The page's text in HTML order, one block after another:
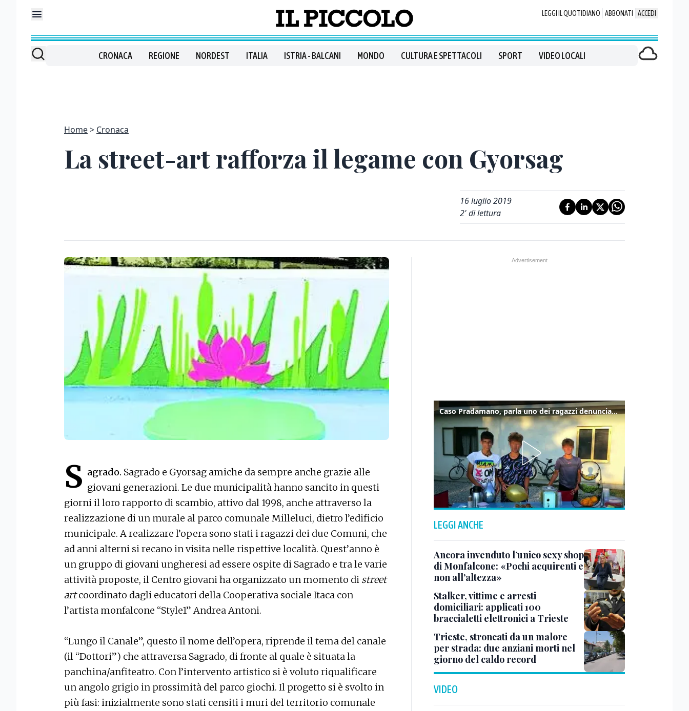
LEGGI IL QUOTIDIANO ABBONATI ACCEDI
CRONACA REGIONE NORDEST ITALIA ISTRIA - BALCANI MONDO CULTURA E SPETTACOLI SPORT VIDEO LOCALI
Home Cronaca
La street-art rafforza il legame con Gyorsag
16 luglio 2019
2' di lettura
S agrado. Sagrado e Gyorsag amiche da sempre anche grazie alle
giovani generazioni. Le due municipalità hanno sancito in questi
giorni il loro rapporto di scambio, attivo dal 1998, anche attraverso la
realizzazione di un murale al parco comunale Milleluci, dietro l’edificio
municipale. A realizzare l’opera sono stati i ragazzi dei due Comuni, che
ad anni alterni si recano in visita nelle rispettive località. Quest’anno è
un gruppo di giovani ungheresi ad essere ospite di Sagrado e tra le varie
attività proposte, il Centro giovani ha organizzato un momento di street
artcoordinato dagli educatori della Cooperativa sociale Itaca con
l’artista monfalcone “Style1” Andrea Antoni.
“Lungo il Canale”, questo il nome dell’opera, riprende il tema del canale
(il “Dottori”) che attraversa Sagrado, di fronte al quale è situata la
panchina/anfiteatro. Con l’intervento artistico si è voluto riqualificare
un angolo grigio in prossimità del parco giochi. Il progetto si è svolto in
più fasi: inizialmente sono stati censiti i muri del territorio comunale
Caso Pradamano, parla uno dei ragazzi denunciati per la limonata: "Volevo anche aiutare i miei"
LEGGI ANCHE
Ancora invenduto l’unico sexy shop
di Monfalcone: «Pochi acquirenti e
non all’altezza»
Stalker, vittime e arresti
domiciliari: applicati 100
braccialetti elettronici a Trieste
Trieste, stroncati da un malore
per strada: due anziani morti nel
giorno del caldo record
VIDEO